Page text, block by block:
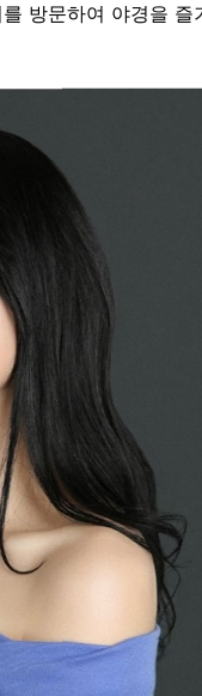
방문하여 야경을 즐